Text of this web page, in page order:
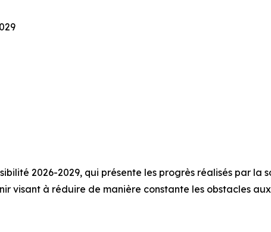
2026-2029, qui présente les progrès réalisés par la
visant à réduire de manière constante les obstacles